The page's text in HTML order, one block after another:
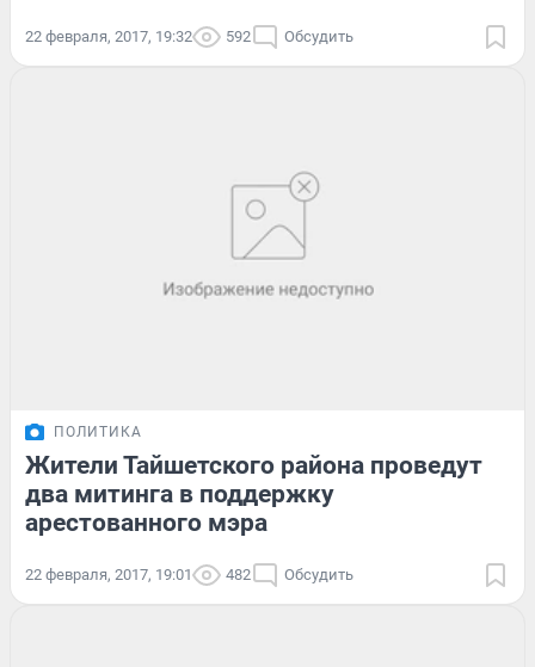
22 февраля, 2017, 19:32 592 Обсудить
ПОЛИТИКА
Жители Тайшетского района проведут
два митинга в поддержку
арестованного мэра
22 февраля, 2017, 19:01 482 Обсудить